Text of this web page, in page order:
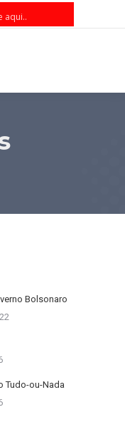
Bolsonaro
Tudo-ou-Nada